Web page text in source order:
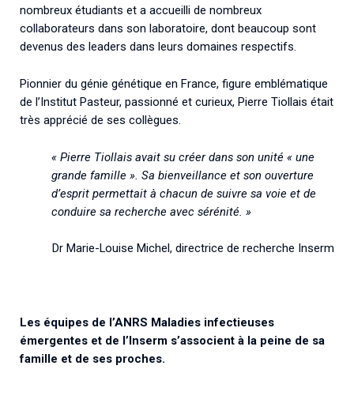
nombreux étudiants et a accueilli de nombreux
collaborateurs dans son laboratoire, dont beaucoup sont
devenus des leaders dans leurs domaines respectifs.
Pionnier du génie génétique en France, figure emblématique
de l’Institut Pasteur, passionné et curieux, Pierre Tiollais était
très apprécié de ses collègues.
« Pierre Tiollais avait su créer dans son unité « une
grande famille ». Sa bienveillance et son ouverture
d’esprit permettait à chacun de suivre sa voie et de
conduire sa recherche avec sérénité. »
Dr Marie-Louise Michel, directrice de recherche Inserm
Les équipes de l’ANRS Maladies infectieuses
émergentes et de l’Inserm s’associent à la peine de sa
famille et de ses proches.